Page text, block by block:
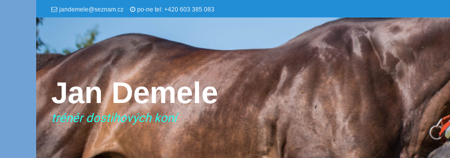
jandemele@seznam.cz po-ne tel: +420 603 385 083
Jan Demele
trénér dostihových koní